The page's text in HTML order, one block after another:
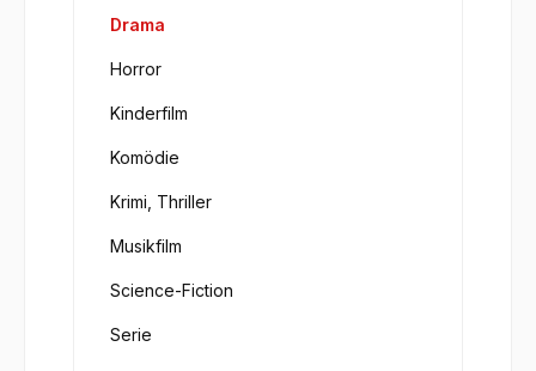
Drama
Horror
Kinderfilm
Komödie
Krimi, Thriller
Musikfilm
Science-Fiction
Serie